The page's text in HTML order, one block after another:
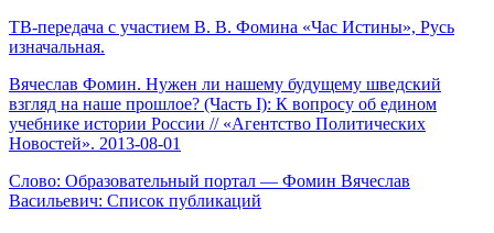
ТВ-передача с участием В. В. Фомина «Час Истины», Русь
изначальная.
Вячеслав Фомин. Нужен ли нашему будущему шведский
взгляд на наше прошлое? (Часть I): К вопросу об едином
учебнике истории России // «Агентство Политических
Новостей». 2013-08-01
Слово: Образовательный портал — Фомин Вячеслав
Васильевич: Список публикаций